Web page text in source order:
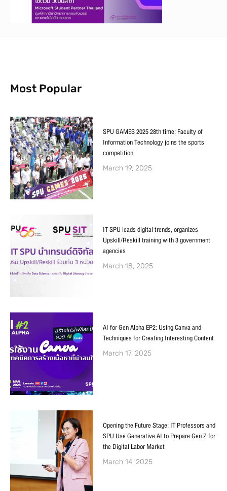
Most Popular
SPU GAMES 2025 28th time: Faculty of
Information Technology joins the sports
competition
March 19, 2025
IT SPU leads digital trends, organizes
Upskill/Reskill training with 3 government
agencies
March 18, 2025
AI for Gen Alpha EP2: Using Canva and
Techniques for Creating Interesting Content
March 17, 2025
Opening the Future Stage: IT Professors and
SPU Use Generative AI to Prepare Gen Z for
the Digital Labor Market
March 14, 2025